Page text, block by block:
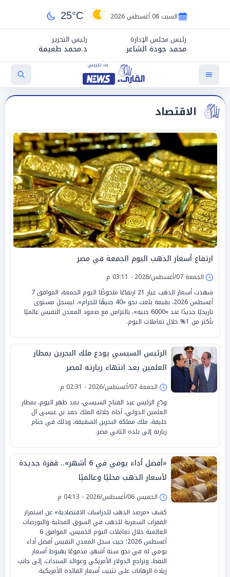
السبت 08 أغسطس 2026 25°C
رئيس مجلس الإدارة
محمد جودة الشاعر
رئيس التحرير
د.محمد طعيمة
الاقتصاد
ارتفاع أسعار الذهب اليوم الجمعة في مصر
الجمعة 07/أغسطس/2026 - 03:11 م
شهدت أسعار الذهب عيار 21 ارتفاعًا ملحوظًا اليوم الجمعة، الموافق 7
أغسطس 2026، بقيمة بلغت نحو «40 جنيهًا للجرام»، ليسجل مستوى
تاريخيًا جديدًا عند «6000 جنيه»، بالتزامن مع صعود المعدن النفيس عالميًا
بأكثر من 1% خلال تعاملات اليوم.
الرئيس السيسي يودع ملك البحرين بمطار
العلمين بعد انتهاء زيارته لمصر
الجمعة 07/أغسطس/2026 - 02:31 م
ودّع الرئيس عبد الفتاح السيسي، بعد ظهر اليوم، بمطار
العلمين الدولي، أخاه جلالة الملك حمد بن عيسى آل
خليفة، ملك مملكة البحرين الشقيقة، وذلك في ختام
زيارته إلى بلده الثاني مصر.
«أفضل أداء يومي في 6 أشهر».. قفزة جديدة
لأسعار الذهب محليًا وعالميًا
الخميس 06/أغسطس/2026 - 04:13 م
كشف «مرصد الذهب للدراسات الاقتصادية» عن استمرار
القفزات السعرية للذهب في السوق المحلية والبورصات
العالمية خلال تعاملات اليوم الخميس، الموافق 6
أغسطس 2026؛ حيث سجل المعدن النفيس أفضل أداء
يومي له في نحو ستة أشهر، مدفوعًا بهبوط أسعار
النفط، وتراجع الدولار الأمريكي وعوائد السندات، إلى جانب
زيادة الرهانات على تثبيت أسعار الفائدة الأمريكية.